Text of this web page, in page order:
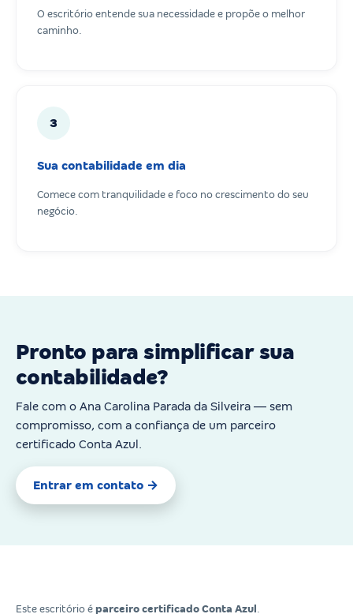
O escritório entende sua necessidade e propõe o melhor
caminho.
3
Sua contabilidade em dia
Comece com tranquilidade e foco no crescimento do seu
negócio.
Pronto para simplificar sua
contabilidade?
Fale com o Ana Carolina Parada da Silveira — sem
compromisso, com a confiança de um parceiro
certificado Conta Azul.
Entrar em contato →
Este escritório é parceiro certificado Conta Azul